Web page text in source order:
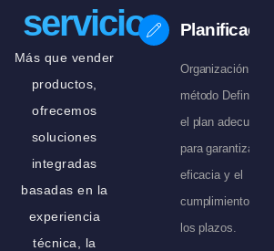
servicios
Más que vender
productos,
ofrecemos
soluciones
integradas
basadas en la
experiencia
técnica, la
Planificación
Organización con
método Definimos
el plan adecuado
para garantizar la
eficacia y el
cumplimiento de
los plazos.